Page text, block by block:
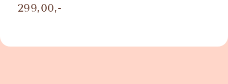
299,00